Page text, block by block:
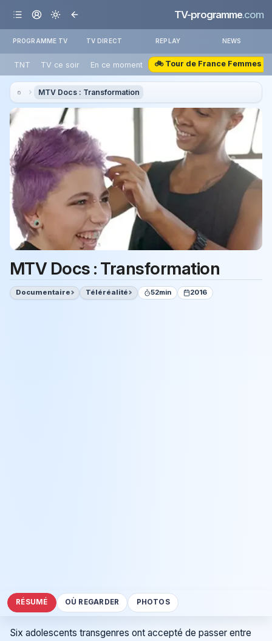
TV-programme.com
PROGRAMME TV TV DIRECT REPLAY NEWS
TNT TV ce soir En ce moment 🚲 Tour de France Femmes
MTV Docs : Transformation
MTV Docs : Transformation
Documentaire Téléréalité 52min 2016
RÉSUMÉ OÙ REGARDER PHOTOS
Six adolescents transgenres ont accepté de passer entre